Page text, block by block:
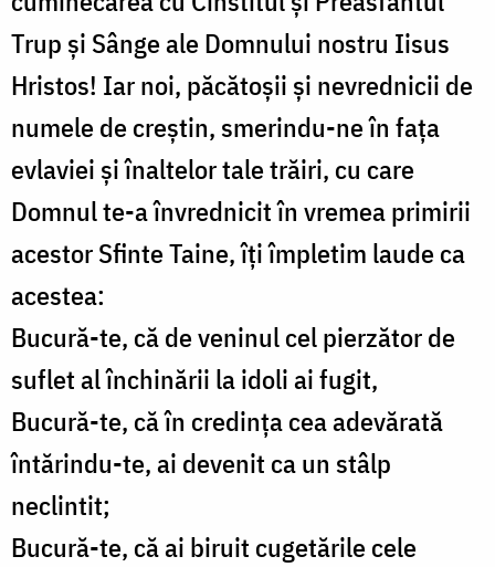
Trup și Sânge ale Domnului nostru Iisus
Hristos! Iar noi, păcătoșii și nevrednicii de
numele de creștin, smerindu-ne în fața
evlaviei și înaltelor tale trăiri, cu care
Domnul te-a învrednicit în vremea primirii
acestor Sfinte Taine, îți împletim laude ca
acestea:
Bucură-te, că de veninul cel pierzător de
suflet al închinării la idoli ai fugit,
Bucură-te, că în credința cea adevărată
întărindu-te, ai devenit ca un stâlp
neclintit;
Bucură-te, că ai biruit cugetările cele